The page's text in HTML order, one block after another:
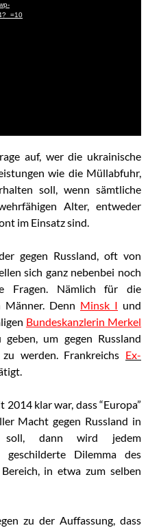
auf, wer die ukrainische
wie die Müllabfuhr,
soll, wenn sämtliche
Alter, entweder
im Einsatz sind.
gegen Russland, oft von
sich ganz nebenbei noch
Fragen. Nämlich für die
Denn Minsk I und
Bundeskanzlerin Merkel
um gegen Russland
werden. Frankreichs Ex-
klar war, dass “Europa”
Macht gegen Russland in
soll, dann wird jedem
geschilderte Dilemma des
in etwa zum selben
zu der Auffassung, dass